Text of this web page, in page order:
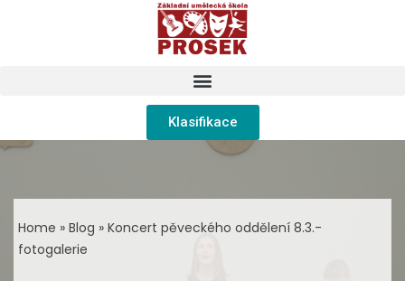
Klasifikace
Home » Blog » Koncert pěveckého oddělení 8.3.-
fotogalerie